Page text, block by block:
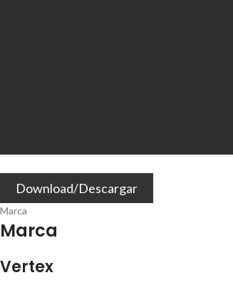
Download/Descargar
Marca
Marca
Vertex